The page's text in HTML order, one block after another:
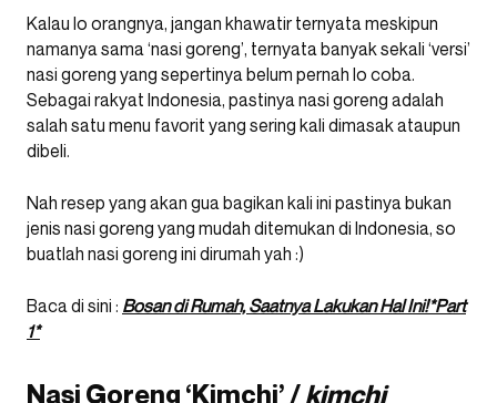
Kalau lo orangnya, jangan khawatir ternyata meskipun
namanya sama ‘nasi goreng’, ternyata banyak sekali ‘versi’
nasi goreng yang sepertinya belum pernah lo coba.
Sebagai rakyat Indonesia, pastinya nasi goreng adalah
salah satu menu favorit yang sering kali dimasak ataupun
dibeli.
Nah resep yang akan gua bagikan kali ini pastinya bukan
jenis nasi goreng yang mudah ditemukan di Indonesia, so
buatlah nasi goreng ini dirumah yah :)
Baca di sini : Bosan di Rumah, Saatnya Lakukan Hal Ini!*Part
1*
Nasi Goreng ‘Kimchi’ /kimchi